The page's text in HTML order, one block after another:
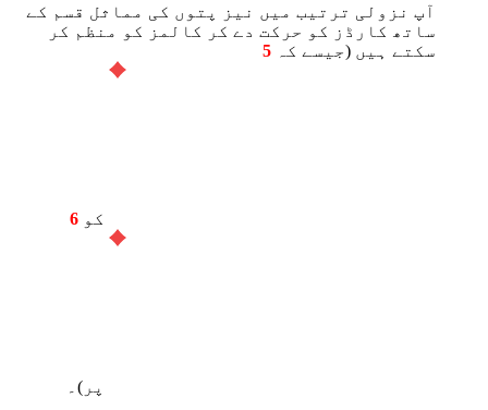
آپ نزولی ترتیب میں نیز پتوں کی مماثل قسم کے
ساتھ کارڈز کو حرکت دے کر کالمز کو منظم کر
سکتے ہیں (جیسے کہ 5
کو 6
پر)۔